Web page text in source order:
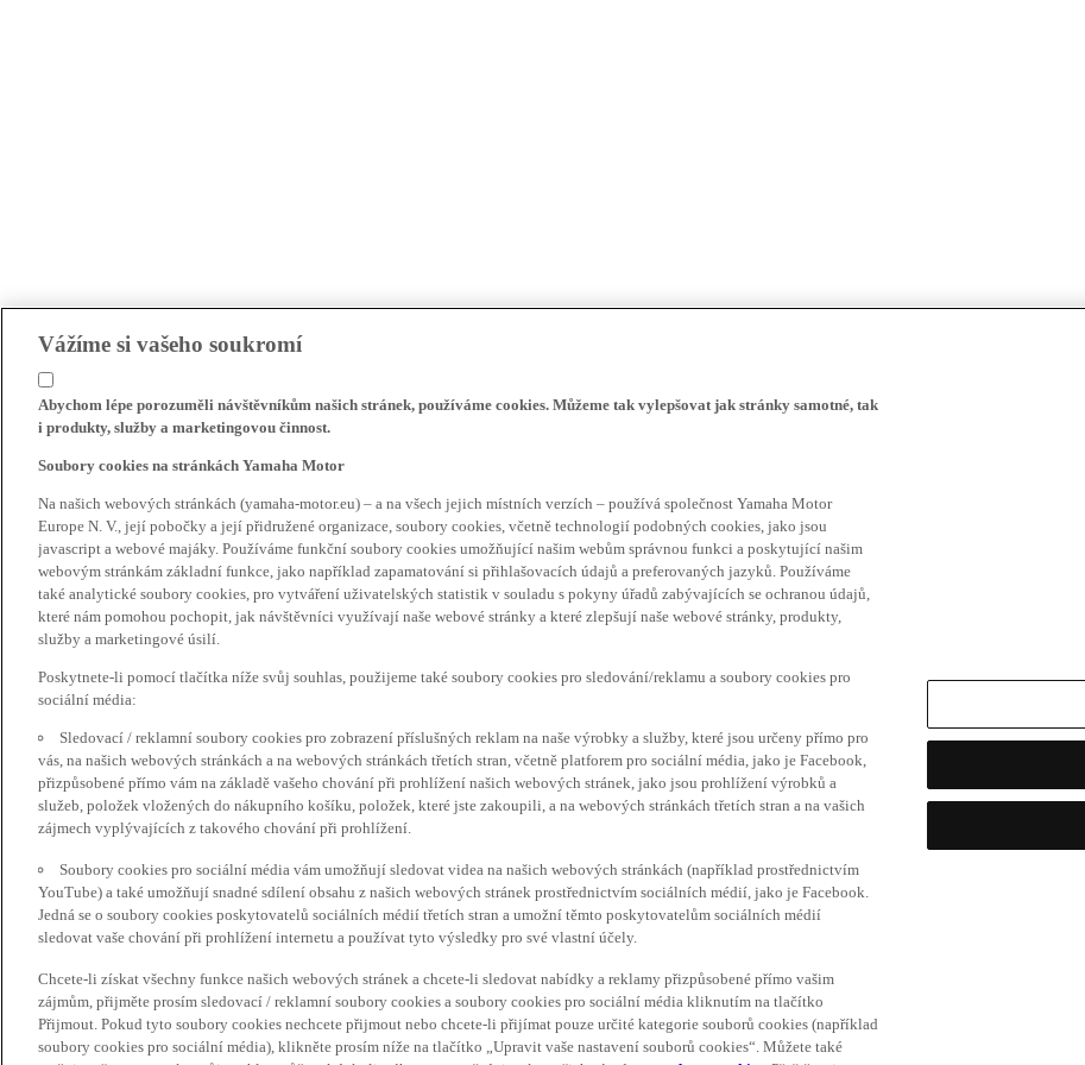
Vážíme si vašeho soukromí
Abychom lépe porozuměli návštěvníkům našich stránek, používáme cookies. Můžeme tak vylepšovat jak stránky samotné, tak
i produkty, služby a marketingovou činnost.
Soubory cookies na stránkách Yamaha Motor
Na našich webových stránkách (yamaha-motor.eu) – a na všech jejich místních verzích – používá společnost Yamaha Motor
Europe N. V., její pobočky a její přidružené organizace, soubory cookies, včetně technologií podobných cookies, jako jsou
javascript a webové majáky. Používáme funkční soubory cookies umožňující našim webům správnou funkci a poskytující našim
webovým stránkám základní funkce, jako například zapamatování si přihlašovacích údajů a preferovaných jazyků. Používáme
také analytické soubory cookies, pro vytváření uživatelských statistik v souladu s pokyny úřadů zabývajících se ochranou údajů,
které nám pomohou pochopit, jak návštěvníci využívají naše webové stránky a které zlepšují naše webové stránky, produkty,
služby a marketingové úsilí.
Poskytnete-li pomocí tlačítka níže svůj souhlas, použijeme také soubory cookies pro sledování/reklamu a soubory cookies pro
sociální média:
Sledovací / reklamní soubory cookies pro zobrazení příslušných reklam na naše výrobky a služby, které jsou určeny přímo pro
vás, na našich webových stránkách a na webových stránkách třetích stran, včetně platforem pro sociální média, jako je Facebook,
přizpůsobené přímo vám na základě vašeho chování při prohlížení našich webových stránek, jako jsou prohlížení výrobků a
služeb, položek vložených do nákupního košíku, položek, které jste zakoupili, a na webových stránkách třetích stran a na vašich
zájmech vyplývajících z takového chování při prohlížení.
Soubory cookies pro sociální média vám umožňují sledovat videa na našich webových stránkách (například prostřednictvím
YouTube) a také umožňují snadné sdílení obsahu z našich webových stránek prostřednictvím sociálních médií, jako je Facebook.
Jedná se o soubory cookies poskytovatelů sociálních médií třetích stran a umožní těmto poskytovatelům sociálních médií
sledovat vaše chování při prohlížení internetu a používat tyto výsledky pro své vlastní účely.
Chcete-li získat všechny funkce našich webových stránek a chcete-li sledovat nabídky a reklamy přizpůsobené přímo vašim
zájmům, přijměte prosím sledovací / reklamní soubory cookies a soubory cookies pro sociální média kliknutím na tlačítko
Přijmout. Pokud tyto soubory cookies nechcete přijmout nebo chcete-li přijímat pouze určité kategorie souborů cookies (například
soubory cookies pro sociální média), klikněte prosím níže na tlačítko „Upravit vaše nastavení souborů cookies“. Můžete také